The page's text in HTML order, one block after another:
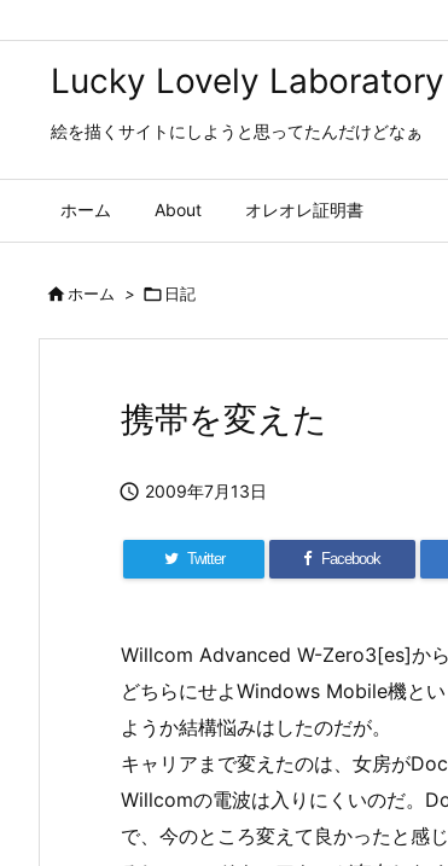
Lucky Lovely Laboratory
絵を描くサイトにしようと思ってたんだけどなぁ
ホーム About オレオレ証明書
ホーム >  日記
携帯を変えた
 2009年7月13日
Twitter Facebook
Willcom Advanced W-Zero3[es]か
どちらにせよWindows Mobile機と
ようか結構悩みはしたのだが。
キャリアまで変えたのは、女房が
Willcomの電波は入りにくいのだ。
で、今のところ変えて良かったと感